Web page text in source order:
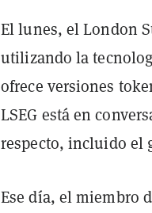
El lunes, el London
utilizando la
ofrece versiones
LSEG está en
respecto, incluido el
Ese día, el miembro